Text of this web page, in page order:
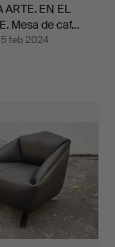
ARTE. EN EL
Mesa de caf…
feb 2024